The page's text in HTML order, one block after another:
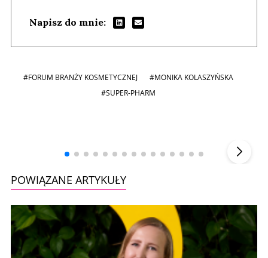
Napisz do mnie:
#FORUM BRANŻY KOSMETYCZNEJ
#MONIKA KOLASZYŃSKA
#SUPER-PHARM
POWIĄZANE ARTYKUŁY